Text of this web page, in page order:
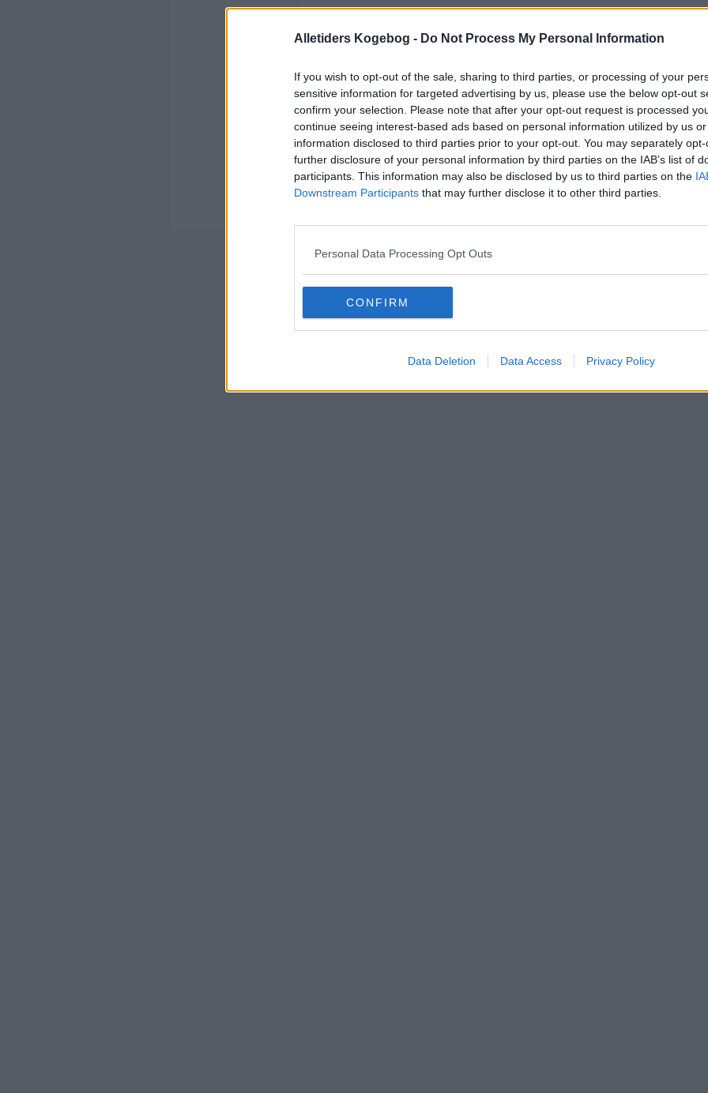
Alletiders Kogebog - Do Not Process My Personal Information
If you wish to opt-out of the sale, sharing to third parties, or processing of your
sensitive information for targeted advertising by us, please use the below opt-out
confirm your selection. Please note that after your opt-out request is processed
continue seeing interest-based ads based on personal information utilized by us
information disclosed to third parties prior to your opt-out. You may separately
further disclosure of your personal information by third parties on the IAB’s list of
participants. This information may also be disclosed by us to third parties on the
Downstream Participants that may further disclose it to other third parties.
Personal Data Processing Opt Outs
CONFIRM
Data Deletion Data Access Privacy Policy
Kommentaren skal godkendes før den bliver synlig
Kommentarer
Copyright © Alletiders